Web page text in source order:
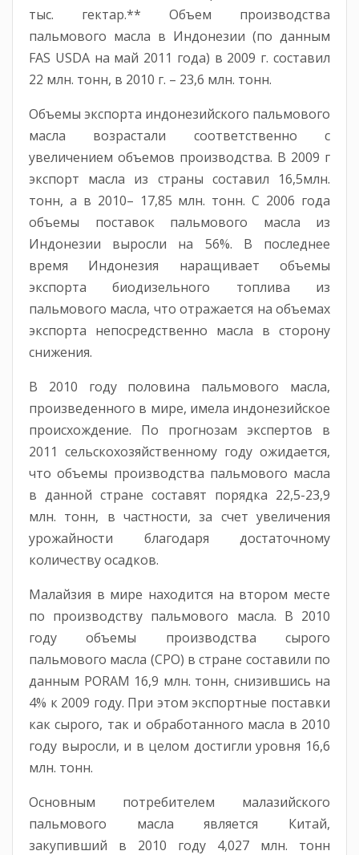
тыс. гектар.** Объем производства
пальмового масла в Индонезии (по данным
FAS USDA на май 2011 года) в 2009 г. составил
22 млн. тонн, в 2010 г. – 23,6 млн. тонн.
Объемы экспорта индонезийского пальмового
масла возрастали соответственно с
увеличением объемов производства. В 2009 г
экспорт масла из страны составил 16,5млн.
тонн, а в 2010– 17,85 млн. тонн. С 2006 года
объемы поставок пальмового масла из
Индонезии выросли на 56%. В последнее
время Индонезия наращивает объемы
экспорта биодизельного топлива из
пальмового масла, что отражается на объемах
экспорта непосредственно масла в сторону
снижения.
В 2010 году половина пальмового масла,
произведенного в мире, имела индонезийское
происхождение. По прогнозам экспертов в
2011 сельскохозяйственному году ожидается,
что объемы производства пальмового масла
в данной стране составят порядка 22,5-23,9
млн. тонн, в частности, за счет увеличения
урожайности благодаря достаточному
количеству осадков.
Малайзия в мире находится на втором месте
по производству пальмового масла. В 2010
году объемы производства сырого
пальмового масла (CPO) в стране составили по
данным PORAM 16,9 млн. тонн, снизившись на
4% к 2009 году. При этом экспортные поставки
как сырого, так и обработанного масла в 2010
году выросли, и в целом достигли уровня 16,6
млн. тонн.
Основным потребителем малазийского
пальмового масла является Китай,
закупивший в 2010 году 4,027 млн. тонн